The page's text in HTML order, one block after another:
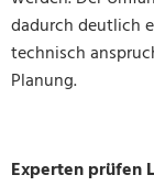
dadurch deutlich
technisch
Planung.
Experten prüfen